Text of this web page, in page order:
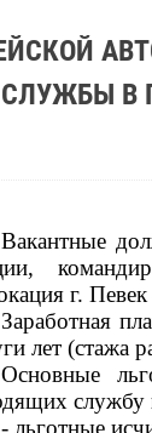
В
Вакантные
г.
Заработная
лет (стажа
Основные
службу
- льготные